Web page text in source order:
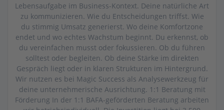
Lebensaufgabe im Business-Kontext. Deine natürliche Art
zu kommunizieren. Wie du Entscheidungen triffst. Wie
du stimmig Umsatz generierst. Wo deine Komfortzone
endet und wo echtes Wachstum beginnt. Du erkennst, ob
du vereinfachen musst oder fokussieren. Ob du führen
solltest oder begleiten. Ob deine Stärke im direkten
Gespräch liegt oder in klaren Strukturen im Hintergrund.
Wir nutzen es bei Magic Success als Analysewerkzeug für
deine unternehmerische Ausrichtung. 1:1 Beratung mit
Förderung In der 1:1 BAFA-geförderten Beratung arbeiten